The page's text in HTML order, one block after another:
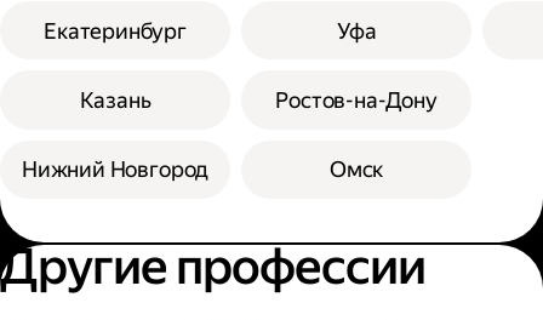
Екатеринбург
Казань
Нижний Новгород
Уфа
Ростов-на-Дону
Омск
Другие профессии